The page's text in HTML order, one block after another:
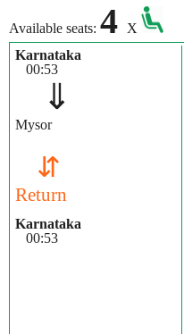
Available seats: 4
X
Karnataka
00:53
⇓
Mysor
⇵
Return
Karnataka
00:53